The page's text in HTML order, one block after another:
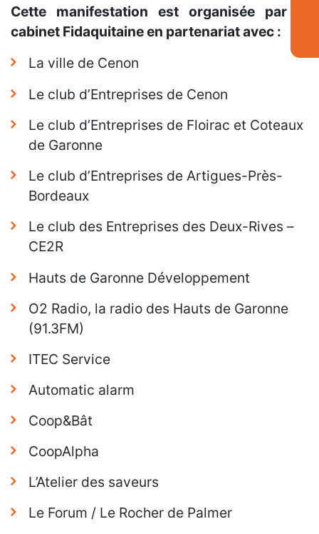
Cette manifestation est organisée par le
cabinet Fidaquitaine en partenariat avec :
La ville de Cenon
Le club d’Entreprises de Cenon
Le club d’Entreprises de Floirac et Coteaux
de Garonne
Le club d’Entreprises de Artigues-Près-
Bordeaux
Le club des Entreprises des Deux-Rives –
CE2R
Hauts de Garonne Développement
O2 Radio, la radio des Hauts de Garonne
(91.3FM)
ITEC Service
Automatic alarm
Coop&Bât
CoopAlpha
L’Atelier des saveurs
Le Forum / Le Rocher de Palmer